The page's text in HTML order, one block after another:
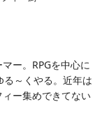
ー。RPGを中心に
る～くやる。近年は
ー集めできてない